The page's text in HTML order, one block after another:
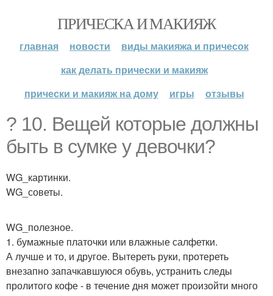
ПРИЧЕСКА И МАКИЯЖ
главная новости
виды макияжа и причесок
как делать прически и макияж
прически и макияж на дому
игры отзывы
? 10. Вещей которые должны
быть в сумке у девочки?
WG_картинки.
WG_советы.
WG_полезное.
1. бумажные платочки или влажные салфетки.
А лучше и то, и другое. Вытереть руки, протереть
внезапно запачкавшуюся обувь, устранить следы
пролитого кофе - в течение дня может произойти много